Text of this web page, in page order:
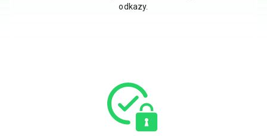
odkazy.